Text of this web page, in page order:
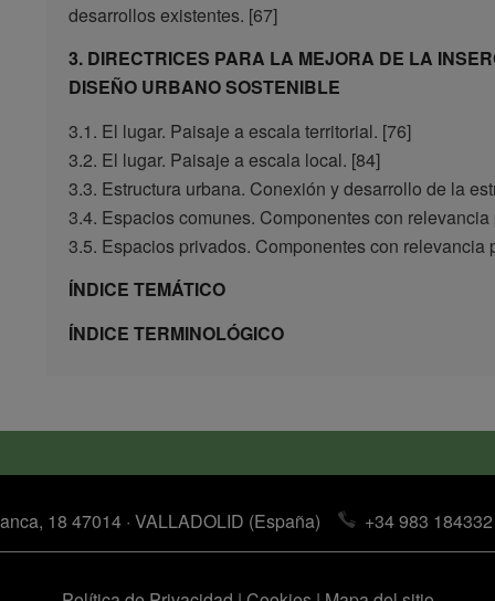
desarrollos existentes. [67]
3. DIRECTRICES PARA LA MEJORA DE LA
DISEÑO URBANO SOSTENIBLE
3.1. El lugar. Paisaje a escala territorial. [76]
3.2. El lugar. Paisaje a escala local. [84]
3.3. Estructura urbana. Conexión y desarrollo de la
3.4. Espacios comunes. Componentes con
3.5. Espacios privados. Componentes con relevancia
ÍNDICE TEMÁTICO
ÍNDICE TERMINOLÓGICO
18 47014 · VALLADOLID (España) +34 983 184332